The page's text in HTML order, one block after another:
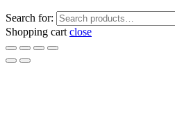
Search for:
Shopping cart close